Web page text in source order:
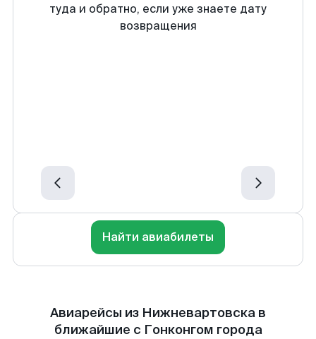
туда и обратно, если уже знаете дату
возвращения
Найти авиабилеты
Авиарейсы из Нижневартовска в
ближайшие с Гонконгом города